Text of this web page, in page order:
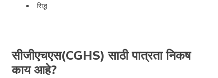
सिद्ध
सीजीएचएस(CGHS) साठी पात्रता निकष
काय आहे?